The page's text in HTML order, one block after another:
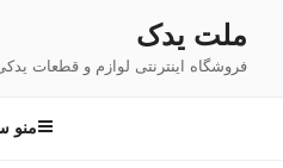
محتوا
ملت یدک
فروشگاه اینترنتی لوازم و قطعات
منو